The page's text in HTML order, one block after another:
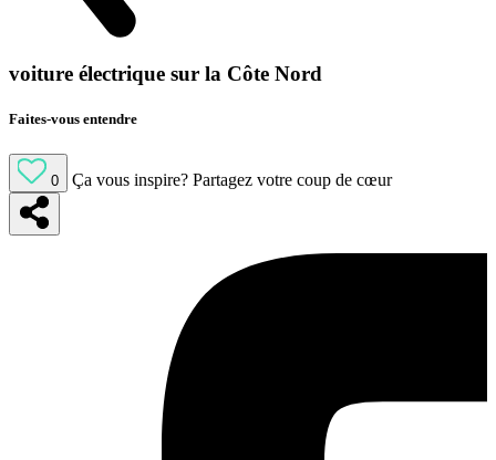
voiture électrique sur la Côte Nord
Faites-vous entendre
0 Ça vous inspire? Partagez votre coup de cœur